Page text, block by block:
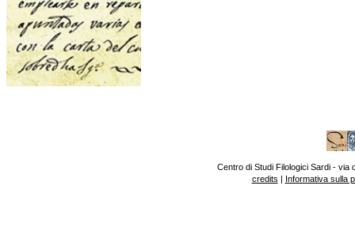
Centro di Studi Filologici Sardi - via
credits | Informativa sulla